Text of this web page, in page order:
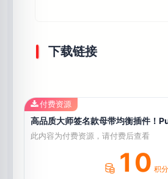
下载链接
此内容为付费资源，请付费后查看
10 积分
付费资源